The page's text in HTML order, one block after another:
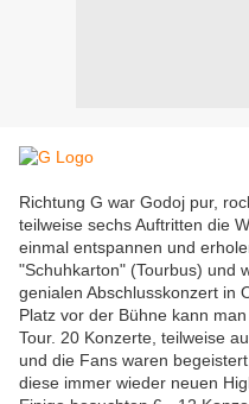
Richtung G war Godoj pur,
teilweise sechs Auftritten die
einmal entspannen und
"Schuhkarton" (Tourbus) und
genialen Abschlusskonzert in
Platz vor der Bühne kann
Tour. 20 Konzerte, teilweise
und die Fans waren
diese immer wieder neuen